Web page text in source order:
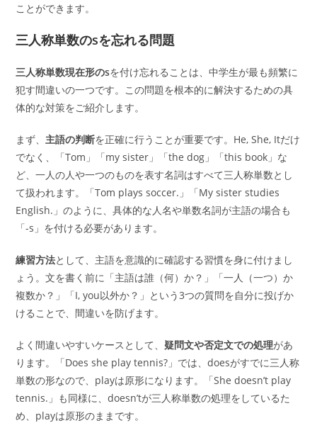
ことができます。
三人称単数のsを忘れる問題
三人称単数現在形のsを付け忘れることは、中学生が最も頻繁に
犯す間違いの一つです。この問題を根本的に解決するための具
体的な対策をご紹介します。
まず、主語の判断を正確に行うことが重要です。He, She, Itだけ
でなく、「Tom」「my sister」「the dog」「this book」な
ど、一人の人や一つのものを表す名詞はすべて三人称単数とし
て扱われます。「Tom plays soccer.」「My sister studies
English.」のように、具体的な人名や単数名詞が主語の場合も
「-s」を付ける必要があります。
練習方法として、主語を意識的に確認する習慣を身に付けまし
ょう。文を書く前に「主語は誰（何）か？」「一人（一つ）か
複数か？」「I, you以外か？」という3つの質問を自分に投げか
けることで、間違いを防げます。
よく間違いやすいケースとして、疑問文や否定文での処理があ
ります。「Does she play tennis?」では、doesがすでに三人称
単数の形なので、playは原形になります。「She doesn’t play
tennis.」も同様に、doesn’tが三人称単数の処理をしているた
め、playは原形のままです。